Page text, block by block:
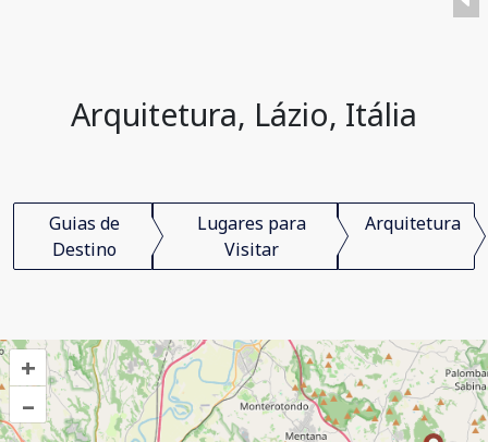
Arquitetura, Lázio, Itália
Guias de
Destino
Lugares para
Visitar
Arquitetura
+
–